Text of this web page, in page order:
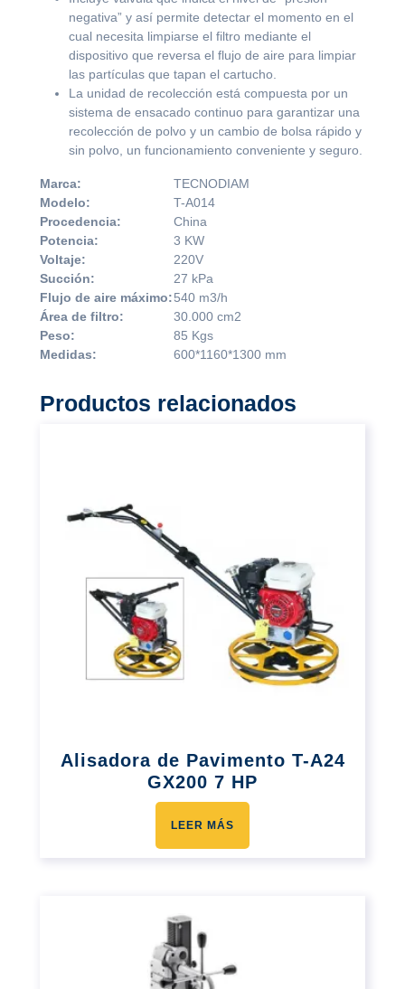
negativa” y así permite detectar el momento en el
cual necesita limpiarse el filtro mediante el
dispositivo que reversa el flujo de aire para limpiar
las partículas que tapan el cartucho.
La unidad de recolección está compuesta por un
sistema de ensacado continuo para garantizar una
recolección de polvo y un cambio de bolsa rápido y
sin polvo, un funcionamiento conveniente y seguro.
Marca:
TECNODIAM
Modelo:
T-A014
Procedencia:
China
Potencia:
3 KW
Voltaje:
220V
Succión:
27 kPa
Flujo de aire máximo:540 m3/h
Área de filtro:
30.000 cm2
Peso:
85 Kgs
Medidas:
600*1160*1300 mm
Productos relacionados
Alisadora de Pavimento T-A24
GX200 7 HP
LEER MÁS